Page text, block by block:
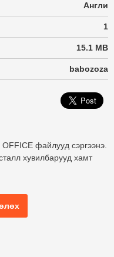
Англи
1
15.1 MB
babozoza
файлууд сэргээнэ.
хувилбарууд хамт